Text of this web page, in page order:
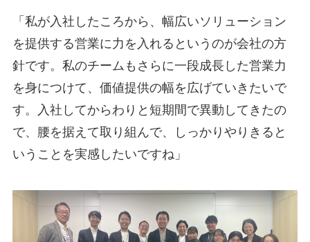
「私が入社したころから、幅広いソリューション
を提供する営業に力を入れるというのが会社の方
針です。私のチームもさらに一段成長した営業力
を身につけて、価値提供の幅を広げていきたいで
す。入社してからわりと短期間で異動してきたの
で、腰を据えて取り組んで、しっかりやりきると
いうことを実感したいですね」